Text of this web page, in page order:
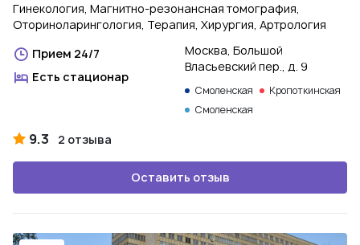
Гинекология, Магнитно-резонансная томография,
Оториноларингология, Терапия, Хирургия, Артрология
Прием 24/7
Есть стационар
Москва, Большой
Власьевский пер., д. 9
Смоленская
Кропоткинская
Смоленская
9.3 2 отзыва
Оставить отзыв